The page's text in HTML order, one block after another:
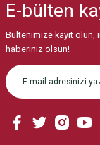
Görüş ve
Ürün resmi
Ürün
Ürün bilgilerinde
Bu ürüne benzer
E-bülten
Bültenimize kayıt
haberiniz olsun!